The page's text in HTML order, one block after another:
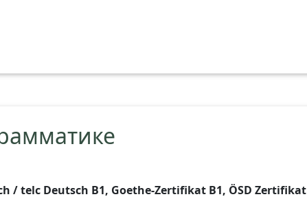
/ telc Deutsch B1, Goethe-Zertifikat B1, ÖSD Zertifikat